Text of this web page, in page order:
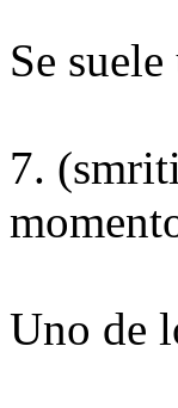
Se
7.
Uno de